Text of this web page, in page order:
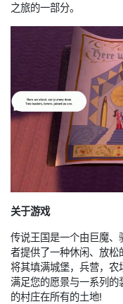
之旅的一部分。
关于游戏
传说王国是一个由巨魔
者提供了一种休闲、放
将其填满城堡，兵营，农
满足您的愿景与一系列的
的村庄在所有的土地!